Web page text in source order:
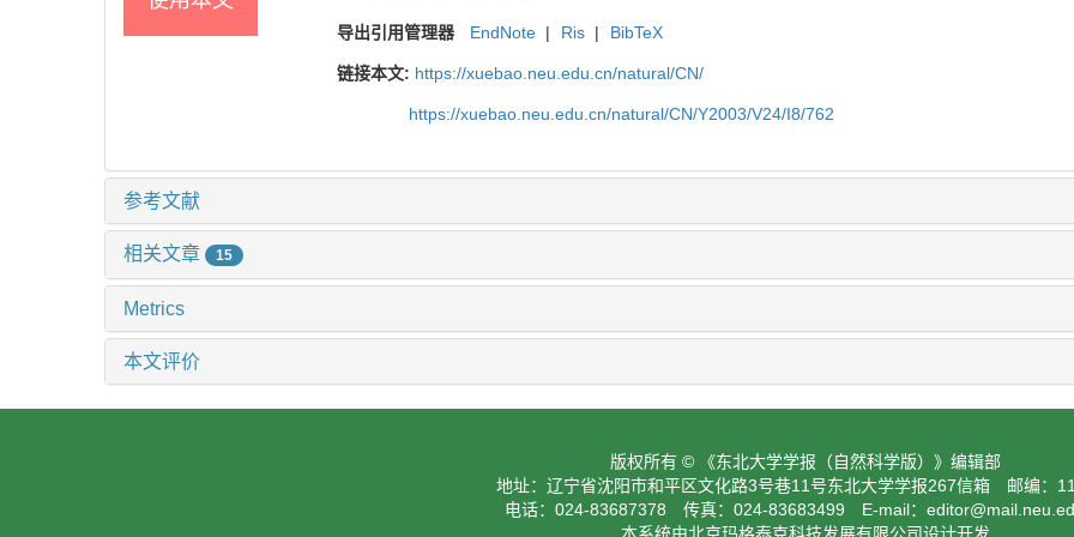
导出引用管理器 EndNote | Ris | BibTeX
链接本文: https://xuebao.neu.edu.cn/natural/CN/
https://xuebao.neu.edu.cn/natural/CN/Y2003/V24/I8/762
参考文献
相关文章 15
Metrics
本文评价
版权所有 © 《东北大学学报（自然科学版）》编辑部
地址：辽宁省沈阳市和平区文化路3号巷11号东北大学学报267信箱 邮编：
电话：024-83687378 传真：024-83683499 E-mail：
本系统由北京玛格泰克科技发展有限公司设计开发